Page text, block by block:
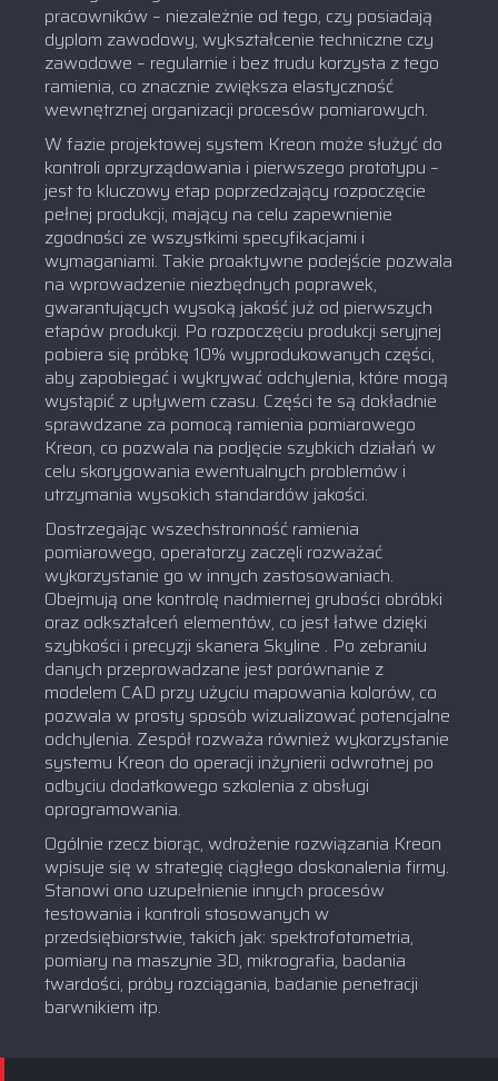
pracowników – niezależnie od tego, czy posiadają
dyplom zawodowy, wykształcenie techniczne czy
zawodowe – regularnie i bez trudu korzysta z tego
ramienia, co znacznie zwiększa elastyczność
wewnętrznej organizacji procesów pomiarowych.
W fazie projektowej system Kreon może służyć do
kontroli oprzyrządowania i pierwszego prototypu –
jest to kluczowy etap poprzedzający rozpoczęcie
pełnej produkcji, mający na celu zapewnienie
zgodności ze wszystkimi specyfikacjami i
wymaganiami. Takie proaktywne podejście pozwala
na wprowadzenie niezbędnych poprawek,
gwarantujących wysoką jakość już od pierwszych
etapów produkcji. Po rozpoczęciu produkcji seryjnej
pobiera się próbkę 10% wyprodukowanych części,
aby zapobiegać i wykrywać odchylenia, które mogą
wystąpić z upływem czasu. Części te są dokładnie
sprawdzane za pomocą ramienia pomiarowego
Kreon, co pozwala na podjęcie szybkich działań w
celu skorygowania ewentualnych problemów i
utrzymania wysokich standardów jakości.
Dostrzegając wszechstronność ramienia
pomiarowego, operatorzy zaczęli rozważać
wykorzystanie go w innych zastosowaniach.
Obejmują one kontrolę nadmiernej grubości obróbki
oraz odkształceń elementów, co jest łatwe dzięki
szybkości i precyzji skanera Skyline . Po zebraniu
danych przeprowadzane jest porównanie z
modelem CAD przy użyciu mapowania kolorów, co
pozwala w prosty sposób wizualizować potencjalne
odchylenia. Zespół rozważa również wykorzystanie
systemu Kreon do operacji inżynierii odwrotnej po
odbyciu dodatkowego szkolenia z obsługi
oprogramowania.
Ogólnie rzecz biorąc, wdrożenie rozwiązania Kreon
wpisuje się w strategię ciągłego doskonalenia firmy.
Stanowi ono uzupełnienie innych procesów
testowania i kontroli stosowanych w
przedsiębiorstwie, takich jak: spektrofotometria,
pomiary na maszynie 3D, mikrografia, badania
twardości, próby rozciągania, badanie penetracji
barwnikiem itp.